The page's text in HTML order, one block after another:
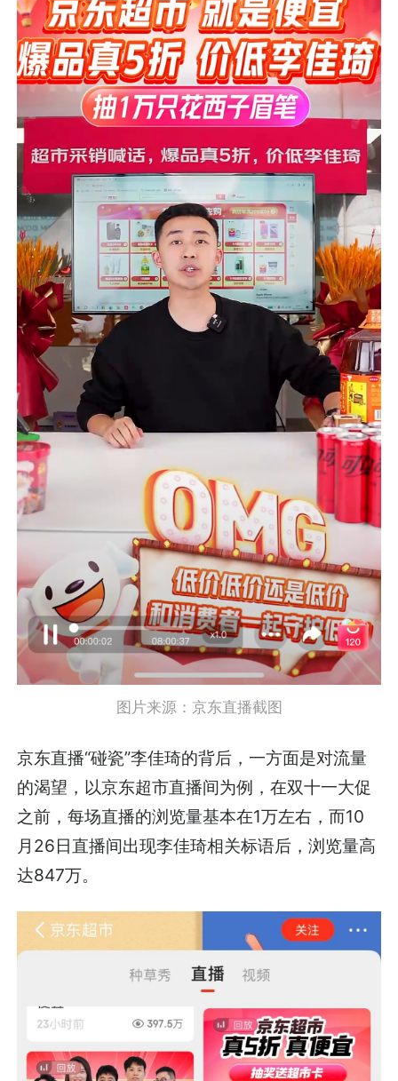
图片来源：京东直播截图
京东直播“碰瓷”李佳琦的背后，一方面是对流量
的渴望，以京东超市直播间为例，在双十一大促
之前，每场直播的浏览量基本在1万左右，而10
月26日直播间出现李佳琦相关标语后，浏览量高
达847万。